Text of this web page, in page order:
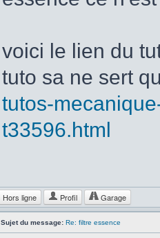
voici le lien du
tuto sa ne sert
tutos-
t33596.html
Hors ligne Profil Garage
Sujet du message: Re: filtre essence